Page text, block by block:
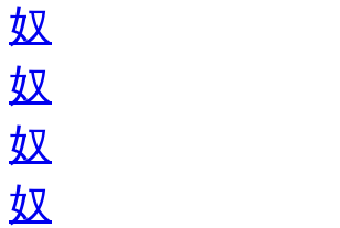
奴
奴
奴
奴